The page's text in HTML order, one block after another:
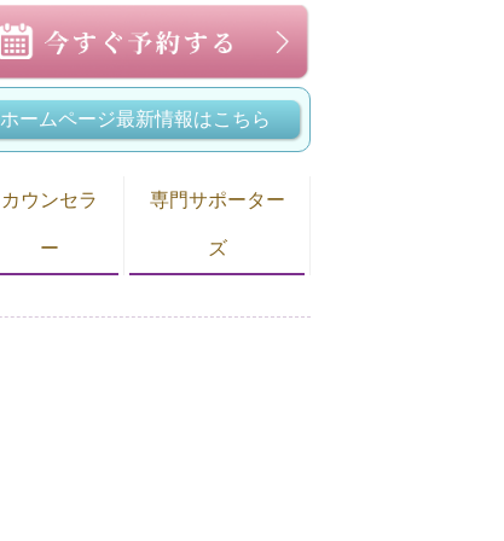
ホームページ最新情報はこちら
カウンセラ
ー
専門サポーター
ズ